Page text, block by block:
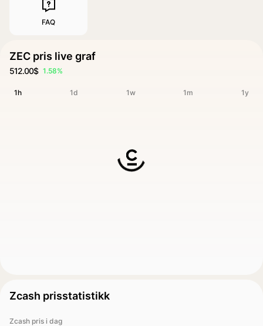
FAQ
ZEC pris live graf
512.00$ 1.58%
1h 1d 1w 1m 1y
Zcash prisstatistikk
Zcash pris i dag